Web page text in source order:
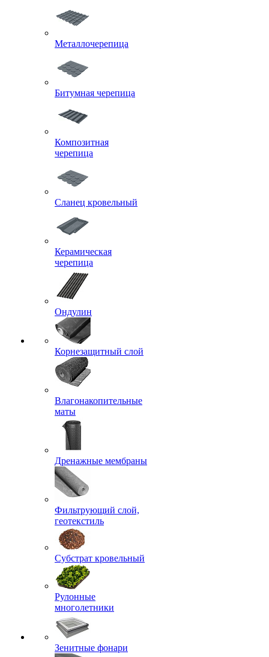
Металлочерепица
Битумная черепица
Композитная
черепица
Сланец кровельный
Керамическая
черепица
Ондулин
Корнезащитный слой
Влагонакопительные
маты
Дренажные мембраны
Фильтрующий слой,
геотекстиль
Субстрат кровельный
Рулонные
многолетники
Зенитные фонари